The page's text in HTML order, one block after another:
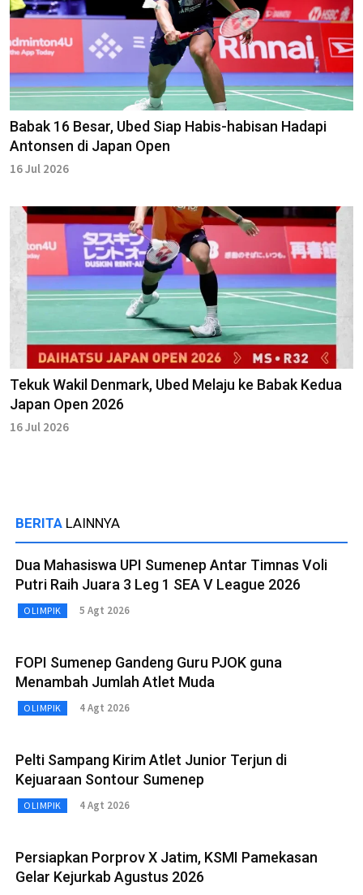
Babak 16 Besar, Ubed Siap Habis-habisan Hadapi
Antonsen di Japan Open
16 Jul 2026
Tekuk Wakil Denmark, Ubed Melaju ke Babak Kedua
Japan Open 2026
16 Jul 2026
BERITA LAINNYA
Dua Mahasiswa UPI Sumenep Antar Timnas Voli
Putri Raih Juara 3 Leg 1 SEA V League 2026
OLIMPIK 5 Agt 2026
FOPI Sumenep Gandeng Guru PJOK guna
Menambah Jumlah Atlet Muda
OLIMPIK 4 Agt 2026
Pelti Sampang Kirim Atlet Junior Terjun di
Kejuaraan Sontour Sumenep
OLIMPIK 4 Agt 2026
Persiapkan Porprov X Jatim, KSMI Pamekasan
Gelar Kejurkab Agustus 2026